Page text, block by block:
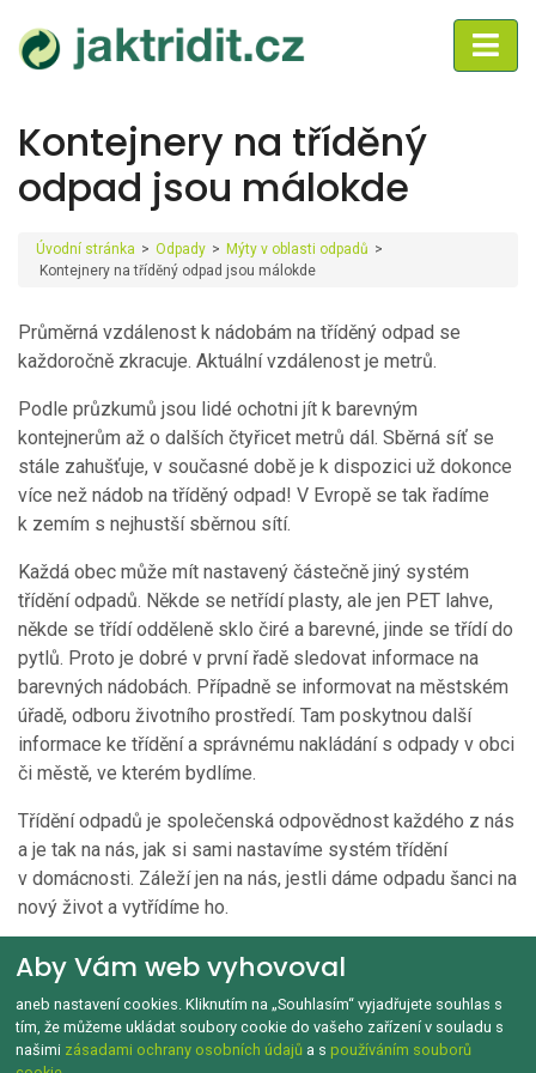
Kontejnery na tříděný
odpad jsou málokde
Úvodní stránka > Odpady > Mýty v oblasti odpadů >
Kontejnery na tříděný odpad jsou málokde
Průměrná vzdálenost k nádobám na tříděný odpad se
každoročně zkracuje. Aktuální vzdálenost je metrů.
Podle průzkumů jsou lidé ochotni jít k barevným
kontejnerům až o dalších čtyřicet metrů dál. Sběrná síť se
stále zahušťuje, v současné době je k dispozici už dokonce
více než nádob na tříděný odpad! V Evropě se tak řadíme
k zemím s nejhustší sběrnou sítí.
Každá obec může mít nastavený částečně jiný systém
třídění odpadů. Někde se netřídí plasty, ale jen PET lahve,
někde se třídí odděleně sklo čiré a barevné, jinde se třídí do
pytlů. Proto je dobré v první řadě sledovat informace na
barevných nádobách. Případně se informovat na městském
úřadě, odboru životního prostředí. Tam poskytnou další
informace ke třídění a správnému nakládání s odpady v obci
či městě, ve kterém bydlíme.
Třídění odpadů je společenská odpovědnost každého z nás
a je tak na nás, jak si sami nastavíme systém třídění
v domácnosti. Záleží jen na nás, jestli dáme odpadu šanci na
nový život a vytřídíme ho.
GDPR a Cookies Kontakt O tomto webu
Copyright © 1992‑2026 Jak třídit.cz Všechna práva vyhrazena.
Aby Vám web vyhovoval
aneb nastavení cookies. Kliknutím na „Souhlasím“ vyjadřujete souhlas s
tím, že můžeme ukládat soubory cookie do vašeho zařízení v souladu s
našimi zásadami ochrany osobních údajů a s používáním souborů